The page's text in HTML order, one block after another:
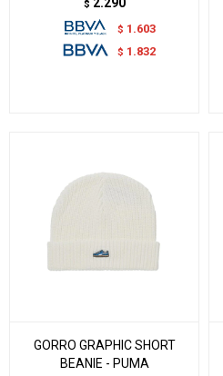
$ 2.290
$ 1.603
$ 1.832
GORRO GRAPHIC SHORT
BEANIE - PUMA